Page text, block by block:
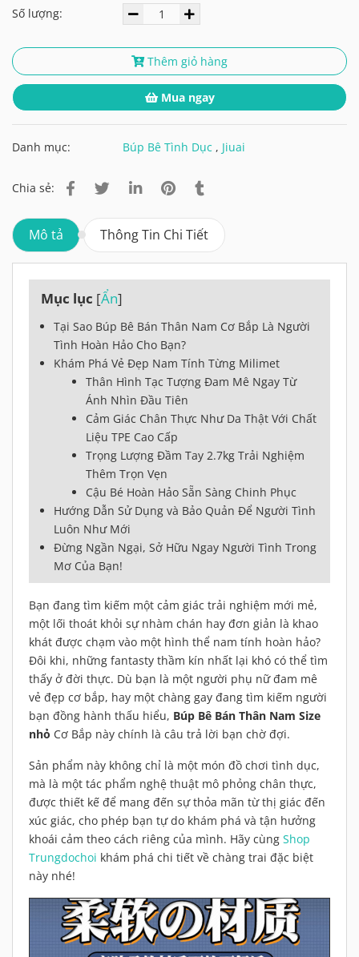
Số lượng:
Thêm giỏ hàng
Mua ngay
Danh mục: Búp Bê Tình Dục , Jiuai
Chia sẻ:
Mô tả Thông Tin Chi Tiết
Mục lục [Ẩn]
Tại Sao Búp Bê Bán Thân Nam Cơ Bắp Là Người
Tình Hoàn Hảo Cho Bạn?
Khám Phá Vẻ Đẹp Nam Tính Từng Milimet
Thân Hình Tạc Tượng Đam Mê Ngay Từ
Ánh Nhìn Đầu Tiên
Cảm Giác Chân Thực Như Da Thật Với Chất
Liệu TPE Cao Cấp
Trọng Lượng Đầm Tay 2.7kg Trải Nghiệm
Thêm Trọn Vẹn
Cậu Bé Hoàn Hảo Sẵn Sàng Chinh Phục
Hướng Dẫn Sử Dụng và Bảo Quản Để Người Tình
Luôn Như Mới
Đừng Ngần Ngại, Sở Hữu Ngay Người Tình Trong
Mơ Của Bạn!
Bạn đang tìm kiếm một cảm giác trải nghiệm mới mẻ,
một lối thoát khỏi sự nhàm chán hay đơn giản là khao
khát được chạm vào một hình thể nam tính hoàn hảo?
Đôi khi, những fantasty thầm kín nhất lại khó có thể tìm
thấy ở đời thực. Dù bạn là một người phụ nữ đam mê
vẻ đẹp cơ bắp, hay một chàng gay đang tìm kiếm người
bạn đồng hành thấu hiểu, Búp Bê Bán Thân Nam Size
nhỏ Cơ Bắp này chính là câu trả lời bạn chờ đợi.
Sản phẩm này không chỉ là một món đồ chơi tình dục,
mà là một tác phẩm nghệ thuật mô phỏng chân thực,
được thiết kế để mang đến sự thỏa mãn từ thị giác đến
xúc giác, cho phép bạn tự do khám phá và tận hưởng
khoái cảm theo cách riêng của mình. Hãy cùng Shop
Trungdochoi khám phá chi tiết về chàng trai đặc biệt
này nhé!